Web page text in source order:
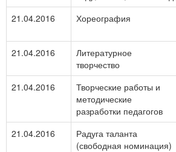
21.04.2016
Хореография
21.04.2016
Литературное
творчество
21.04.2016
Творческие работы и
методические
разработки педагогов
21.04.2016
Радуга таланта
(свободная номинация)